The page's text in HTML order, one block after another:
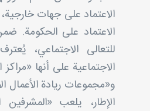
الاعتماد على جهات
الاعتماد على الحكومة.
للتعالی الاجتماعي،
الاجتماعية على أنها
و«مجموعات ريادة الأعمال
الإطار، يلعب «المشرفین